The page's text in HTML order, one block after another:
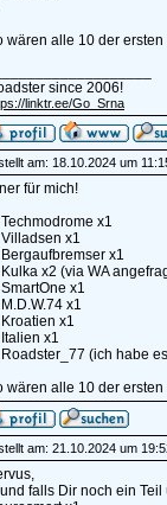
wären alle 10 der
since 2006!
linktr.ee/Go_Srna
am: 18.10.2024 um
für mich!
Techmodrome x1
x1
x1
x2 (via WA
x1
x1
x1
x1
(ich habe
wären alle 10 der
am: 21.10.2024 um
und falls Dir noch ein